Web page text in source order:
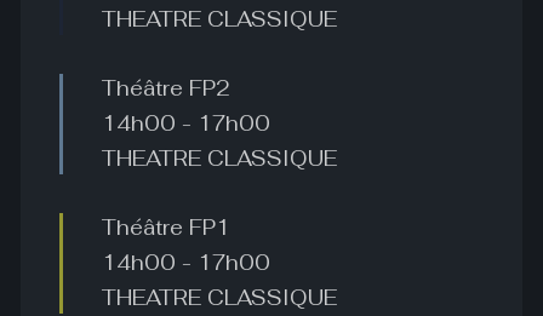
THEATRE CLASSIQUE
Théâtre FP2
14h00 - 17h00
THEATRE CLASSIQUE
Théâtre FP1
14h00 - 17h00
THEATRE CLASSIQUE